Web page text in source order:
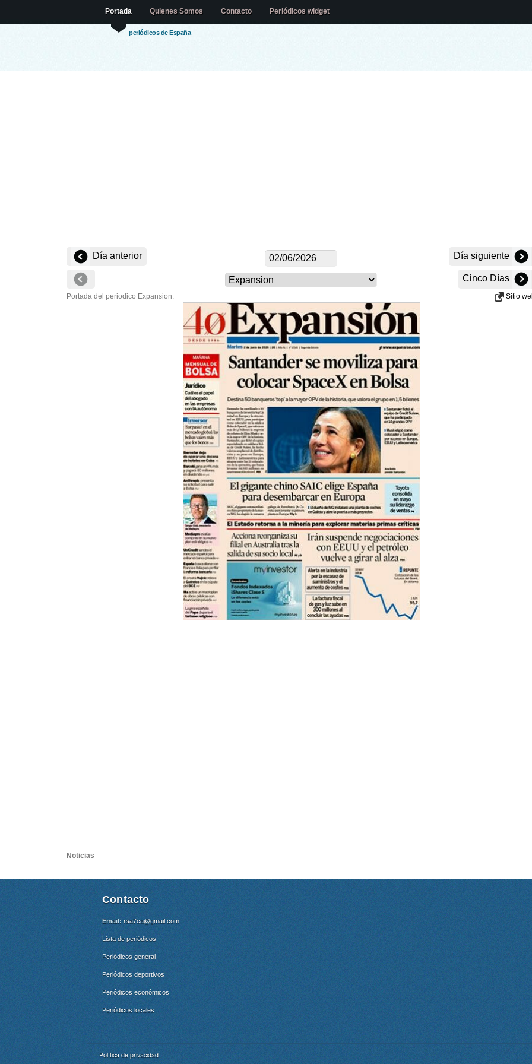
periódicos de España
Portada Quienes Somos Contacto Periódicos widget
Día anterior Día siguiente
Cinco Días
Portada del periodico Expansion: Sitio
Noticias
Contacto
Email: rsa7ca@gmail.com
Lista de periódicos
Periódicos general
Periódicos deportivos
Periódicos económicos
Periódicos locales
Política de privacidad